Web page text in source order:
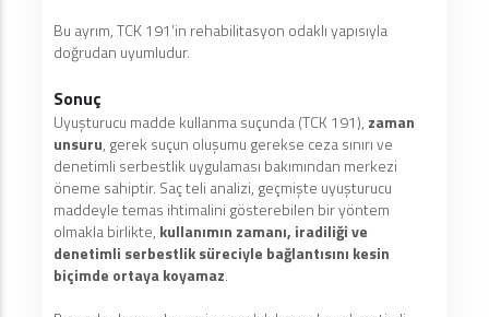
Bu ayrım, TCK 191’in rehabilitasyon odaklı yapısıyla
doğrudan uyumludur.
Sonuç
Uyuşturucu madde kullanma suçunda (TCK 191), zaman
unsuru, gerek suçun oluşumu gerekse ceza sınırı ve
denetimli serbestlik uygulaması bakımından merkezi
öneme sahiptir. Saç teli analizi, geçmişte uyuşturucu
maddeyle temas ihtimalini gösterebilen bir yöntem
olmakla birlikte, kullanımın zamanı, iradiliği ve
denetimli serbestlik süreciyle bağlantısını kesin
biçimde ortaya koyamaz.